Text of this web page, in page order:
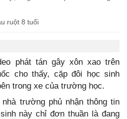
ruột 8 tuổi
phát tán gây xôn xao trên
cho thấy, cặp đôi học sinh
trong xe của trường học.
trường phủ nhận thông tin
này chỉ đơn thuần là đang